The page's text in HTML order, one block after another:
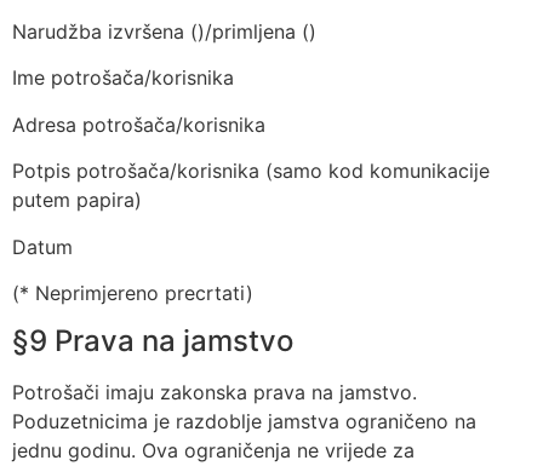
Narudžba izvršena ()/primljena ()
Ime potrošača/korisnika
Adresa potrošača/korisnika
Potpis potrošača/korisnika (samo kod komunikacije
putem papira)
Datum
(* Neprimjereno precrtati)
§9 Prava na jamstvo
Potrošači imaju zakonska prava na jamstvo.
Poduzetnicima je razdoblje jamstva ograničeno na
jednu godinu. Ova ograničenja ne vrijede za